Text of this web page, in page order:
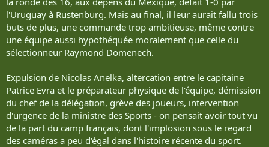
l'Uruguay à Rustenburg. Mais au final, il leur aurait fallu trois
buts de plus, une commande trop ambitieuse, même contre
une équipe aussi hypothéquée moralement que celle du
sélectionneur Raymond Domenech.
Expulsion de Nicolas Anelka, altercation entre le capitaine
Patrice Evra et le préparateur physique de l'équipe, démission
du chef de la délégation, grève des joueurs, intervention
d'urgence de la ministre des Sports - on pensait avoir tout vu
de la part du camp français, dont l'implosion sous le regard
des caméras a peu d'égal dans l'histoire récente du sport.